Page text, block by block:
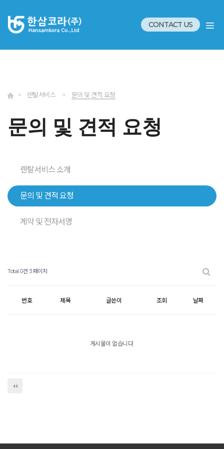
CONTACT US
> 렌탈서비스 > 문의 및 견적 요청
문의 및 견적 요청
렌탈서비스 소개
문의 및 견적 요청
계약 및 전자서명
Total 0건 3 페이지
번호 제목 글쓴이 조회 날짜
게시물이 없습니다.